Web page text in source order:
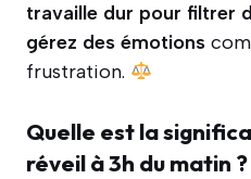
travaille dur pour filtrer
gérez des émotions
frustration.
Quelle est la
réveil à 3h du matin ?